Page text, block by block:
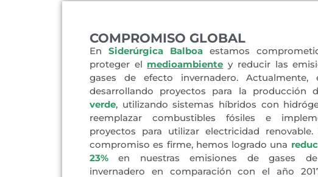
COMPROMISO GLOBAL
En Siderúrgica Balboa estamos
proteger el medioambiente y reducir las
gases de efecto invernadero. Actualmente,
desarrollando proyectos para la producción
verde, utilizando sistemas híbridos con
reemplazar combustibles fósiles e
proyectos para utilizar electricidad renovable.
compromiso es firme, hemos logrado una
23%en nuestras emisiones de gases
invernadero en comparación con el año